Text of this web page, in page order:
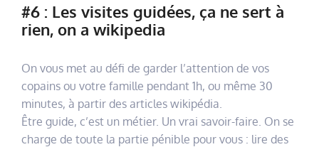
#6 : Les visites guidées, ça ne sert à
rien, on a wikipedia
On vous met au défi de garder l’attention de vos
copains ou votre famille pendant 1h, ou même 30
minutes, à partir des articles wikipédia.
Être guide, c’est un métier. Un vrai savoir-faire. On se
charge de toute la partie pénible pour vous : lire des